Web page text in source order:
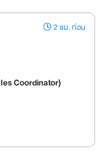
2 ชม. ก่อน
Coordinator)